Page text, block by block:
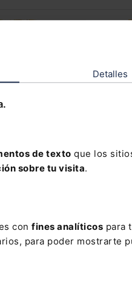
Detalles
de texto que los
sobre tu visita.
con fines analíticos para
para poder mostrarte
BNR 10/2026